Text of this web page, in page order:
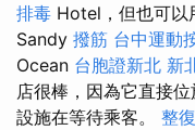
排毒 Hotel，但也可以
Sandy 撥筋 台中運動
Ocean 台胞證新北 新
店很棒，因為它直接
設施在等待乘客。 整